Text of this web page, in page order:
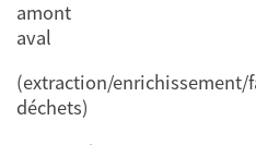
amont
aval
(extraction/
déchets)